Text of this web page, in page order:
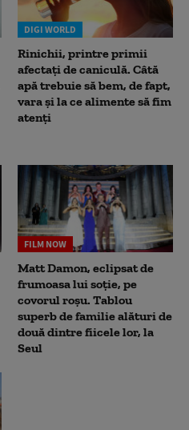
DIGI WORLD
Rinichii, printre primii
afectați de caniculă. Câtă
apă trebuie să bem, de fapt,
vara și la ce alimente să fim
atenți
FILM NOW
Matt Damon, eclipsat de
frumoasa lui soție, pe
covorul roșu. Tablou
superb de familie alături de
două dintre fiicele lor, la
Seul